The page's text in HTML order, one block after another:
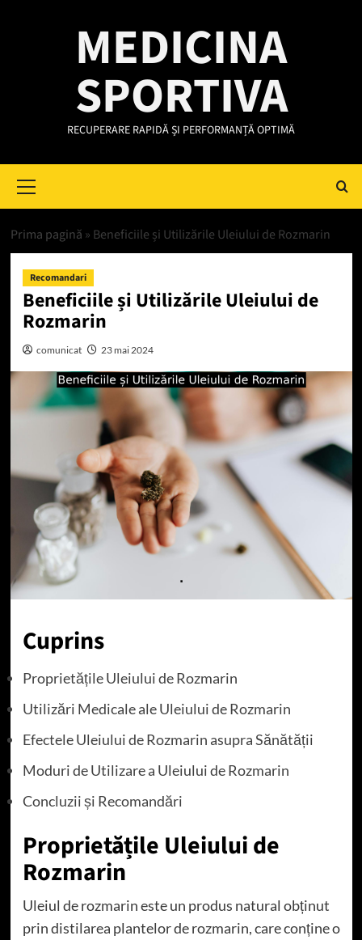
MEDICINA
SPORTIVA
RECUPERARE RAPIDĂ ȘI PERFORMANȚĂ OPTIMĂ
Menu
Prima pagină » Beneficiile și Utilizările Uleiului de Rozmarin
Recomandari
Beneficiile și Utilizările Uleiului de
Rozmarin
comunicat 23 mai 2024
Cuprins
Proprietățile Uleiului de Rozmarin
Utilizări Medicale ale Uleiului de Rozmarin
Efectele Uleiului de Rozmarin asupra Sănătății
Moduri de Utilizare a Uleiului de Rozmarin
Concluzii și Recomandări
Proprietățile Uleiului de
Rozmarin
Uleiul de rozmarin este un produs natural obținut
prin distilarea plantelor de rozmarin, care conține o